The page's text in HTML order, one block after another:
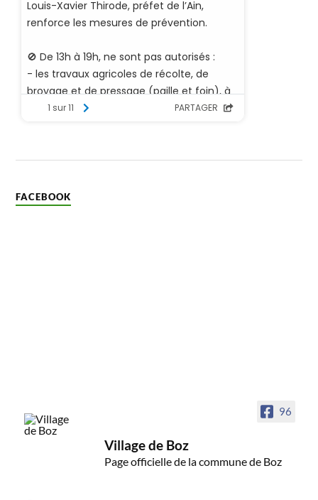
FACEBOOK
96
Village de Boz
Page officielle de la commune de Boz